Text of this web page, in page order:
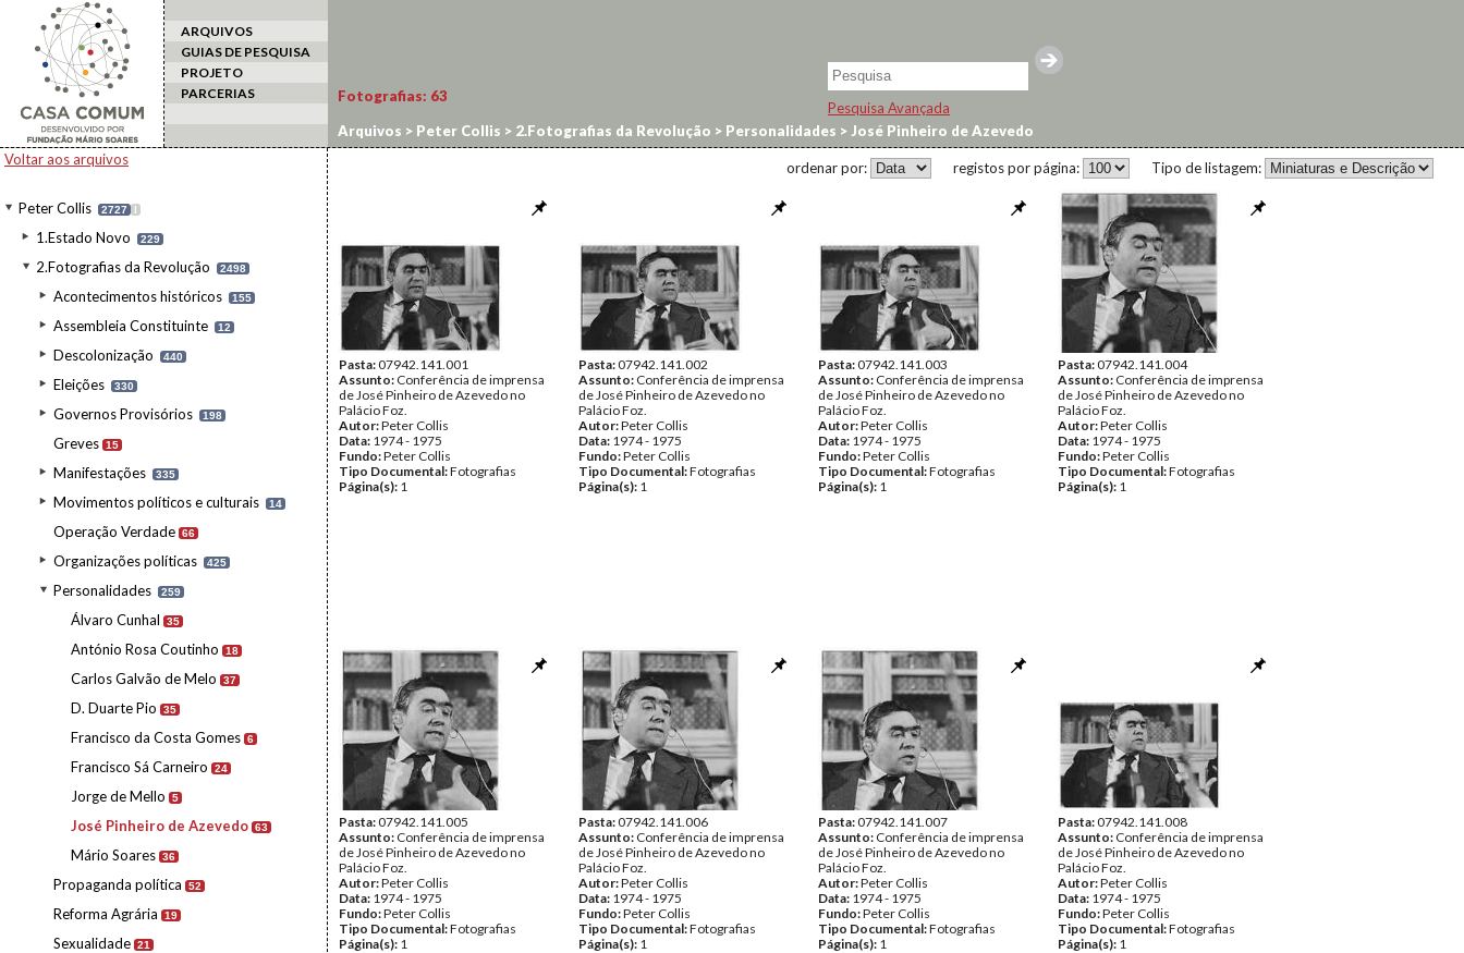
ARQUIVOS
GUIAS DE PESQUISA
PROJETO
PARCERIAS
Pesquisa Avançada
Voltar aos arquivos
Peter Collis 2727 I
1.Estado Novo 229
2.Fotografias da Revolução 2498
Acontecimentos históricos 155
Assembleia Constituinte 12
Descolonização 440
Eleições 330
Governos Provisórios 198
Greves 15
Manifestações 335
Movimentos políticos e culturais 14
Operação Verdade 66
Organizações políticas 425
Personalidades 259
Álvaro Cunhal 35
António Rosa Coutinho 18
Carlos Galvão de Melo 37
D. Duarte Pio 35
Francisco da Costa Gomes 6
Francisco Sá Carneiro 24
Jorge de Mello 5
José Pinheiro de Azevedo 63
Mário Soares 36
Propaganda política 52
Reforma Agrária 19
Sexualidade 21
Fotografias: 63
Arquivos > Peter Collis > 2.Fotografias da Revolução > Personalidades > José Pinheiro de Azevedo
Tipo de listagem:
registos por página:
ordenar por:
Pasta:07942.141.001
Assunto: Conferência de imprensa
de José Pinheiro de Azevedo no
Palácio Foz.
Autor:Peter Collis
Data: 1974 - 1975
Fundo:Peter Collis
Tipo Documental:Fotografias
Página(s): 1
Pasta:07942.141.002
Assunto: Conferência de imprensa
de José Pinheiro de Azevedo no
Palácio Foz.
Autor:Peter Collis
Data: 1974 - 1975
Fundo:Peter Collis
Tipo Documental:Fotografias
Página(s): 1
Pasta:07942.141.003
Assunto: Conferência de imprensa
de José Pinheiro de Azevedo no
Palácio Foz.
Autor:Peter Collis
Data: 1974 - 1975
Fundo:Peter Collis
Tipo Documental:Fotografias
Página(s): 1
Pasta:07942.141.004
Assunto: Conferência de imprensa
de José Pinheiro de Azevedo no
Palácio Foz.
Autor:Peter Collis
Data: 1974 - 1975
Fundo:Peter Collis
Tipo Documental:Fotografias
Página(s): 1
Pasta:07942.141.005
Assunto: Conferência de imprensa
de José Pinheiro de Azevedo no
Palácio Foz.
Autor:Peter Collis
Data: 1974 - 1975
Fundo:Peter Collis
Tipo Documental:Fotografias
Página(s): 1
Pasta:07942.141.006
Assunto: Conferência de imprensa
de José Pinheiro de Azevedo no
Palácio Foz.
Autor:Peter Collis
Data: 1974 - 1975
Fundo:Peter Collis
Tipo Documental:Fotografias
Página(s): 1
Pasta:07942.141.007
Assunto: Conferência de imprensa
de José Pinheiro de Azevedo no
Palácio Foz.
Autor:Peter Collis
Data: 1974 - 1975
Fundo:Peter Collis
Tipo Documental:Fotografias
Página(s): 1
Pasta:07942.141.008
Assunto: Conferência de imprensa
de José Pinheiro de Azevedo no
Palácio Foz.
Autor:Peter Collis
Data: 1974 - 1975
Fundo:Peter Collis
Tipo Documental:Fotografias
Página(s): 1